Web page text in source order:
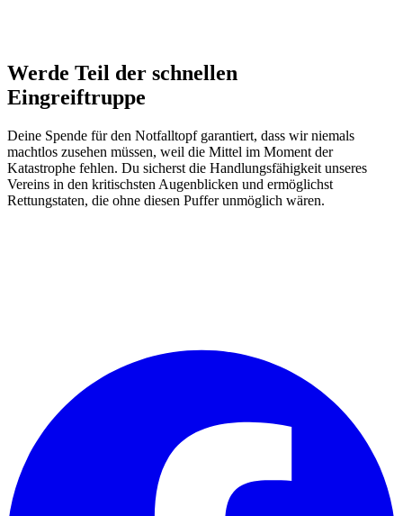
Werde Teil der schnellen
Eingreiftruppe
Deine Spende für den Notfalltopf garantiert, dass wir niemals
machtlos zusehen müssen, weil die Mittel im Moment der
Katastrophe fehlen. Du sicherst die Handlungsfähigkeit unseres
Vereins in den kritischsten Augenblicken und ermöglichst
Rettungstaten, die ohne diesen Puffer unmöglich wären.